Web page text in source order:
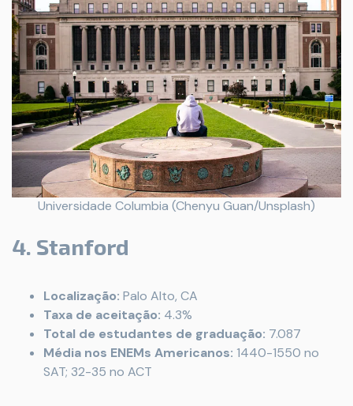
Universidade Columbia (Chenyu Guan/Unsplash)
4. Stanford
Localização: Palo Alto, CA
Taxa de aceitação: 4.3%
Total de estudantes de graduação: 7.087
Média nos ENEMs Americanos: 1440-1550 no
SAT; 32-35 no ACT